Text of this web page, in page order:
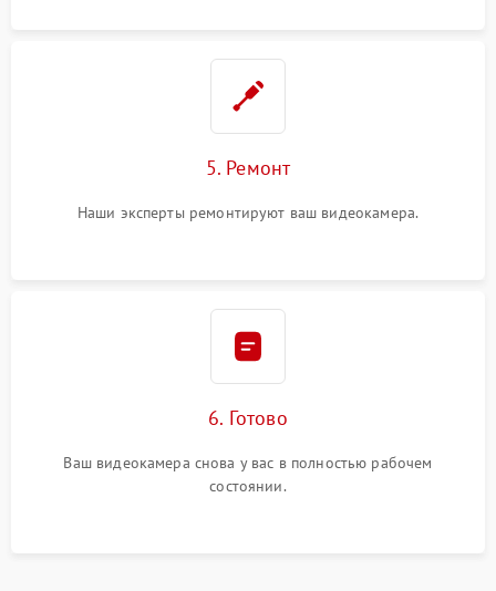
5. Ремонт
Наши эксперты ремонтируют ваш видеокамера.
6. Готово
Ваш видеокамера снова у вас в полностью рабочем
состоянии.